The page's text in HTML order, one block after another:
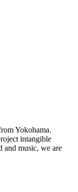
Yokohama.
intangible
and music, we are